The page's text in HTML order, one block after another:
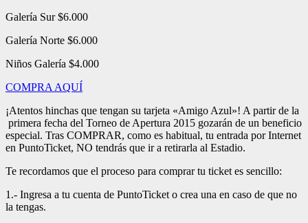
Galería Sur $6.000
Galería Norte $6.000
Niños Galería $4.000
COMPRA AQUÍ
¡Atentos hinchas que tengan su tarjeta «Amigo Azul»! A partir de la
primera fecha del Torneo de Apertura 2015 gozarán de un beneficio
especial. Tras COMPRAR, como es habitual, tu entrada por Internet
en PuntoTicket, NO tendrás que ir a retirarla al Estadio.
Te recordamos que el proceso para comprar tu ticket es sencillo:
1.- Ingresa a tu cuenta de PuntoTicket o crea una en caso de que no
la tengas.